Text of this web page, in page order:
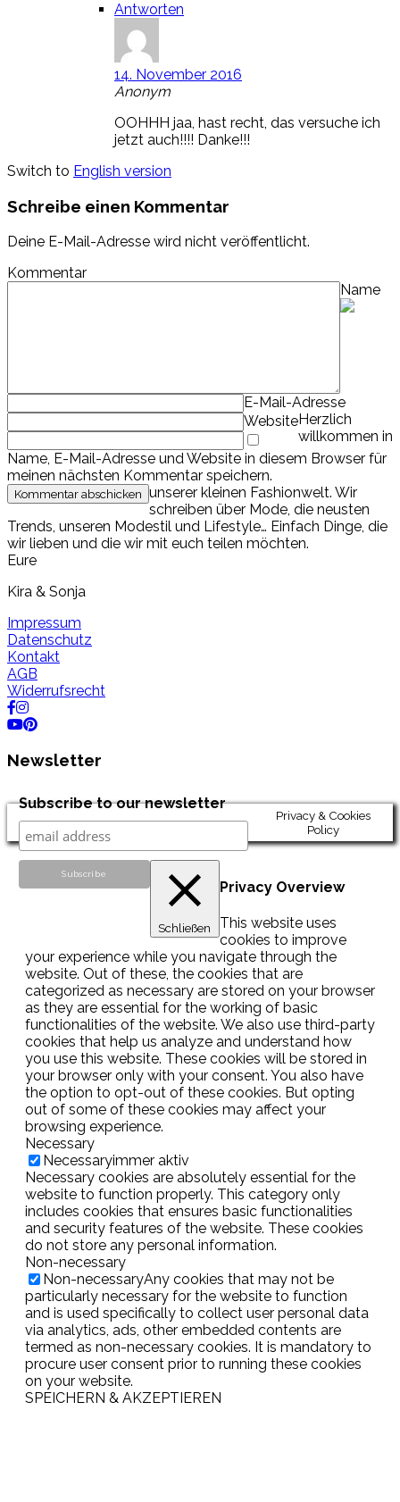
Antworten
14. November 2016
Anonym
OOHHH jaa, hast recht, das versuche ich
jetzt auch!!!! Danke!!!
Switch to English version
Schreibe einen Kommentar
Deine E-Mail-Adresse wird nicht veröffentlicht.
Kommentar
Name
E-Mail-Adresse
Website
Name, E-Mail-Adresse und Website in diesem Browser für
meinen nächsten Kommentar speichern.
Herzlich
willkommen in
unserer kleinen Fashionwelt. Wir
schreiben über Mode, die neusten
Trends, unseren Modestil und Lifestyle… Einfach Dinge, die
wir lieben und die wir mit euch teilen möchten.
Eure
Kira & Sonja
Impressum
Datenschutz
Kontakt
AGB
Widerrufsrecht
Newsletter
Subscribe to our newsletter
Privacy & Cookies
Policy
Schließen
Privacy Overview
This website uses
cookies to improve
your experience while you navigate through the
website. Out of these, the cookies that are
categorized as necessary are stored on your browser
as they are essential for the working of basic
functionalities of the website. We also use third-party
cookies that help us analyze and understand how
you use this website. These cookies will be stored in
your browser only with your consent. You also have
the option to opt-out of these cookies. But opting
out of some of these cookies may affect your
browsing experience.
Necessary
Necessaryimmer aktiv
Necessary cookies are absolutely essential for the
website to function properly. This category only
includes cookies that ensures basic functionalities
and security features of the website. These cookies
do not store any personal information.
Non-necessary
Non-necessaryAny cookies that may not be
particularly necessary for the website to function
and is used specifically to collect user personal data
via analytics, ads, other embedded contents are
termed as non-necessary cookies. It is mandatory to
procure user consent prior to running these cookies
on your website.
SPEICHERN & AKZEPTIEREN